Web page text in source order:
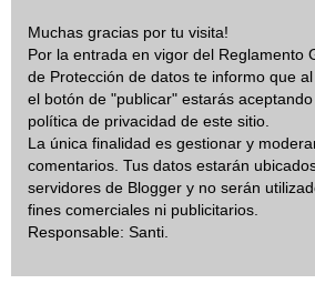
Muchas gracias por tu visita!
Por la entrada en vigor del Reglamento
de Protección de datos te informo que
el botón de "publicar" estarás
política de privacidad de este sitio.
La única finalidad es gestionar y
comentarios. Tus datos estarán
servidores de Blogger y no serán
fines comerciales ni publicitarios.
Responsable: Santi.